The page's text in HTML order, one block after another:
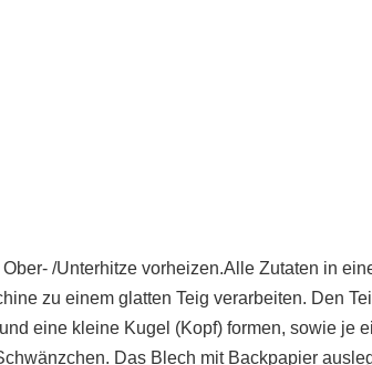
/Unterhitze vorheizen.Alle Zutaten in
zu einem glatten Teig verarbeiten. Den
eine kleine Kugel (Kopf) formen, sowie je
Das Blech mit Backpapier